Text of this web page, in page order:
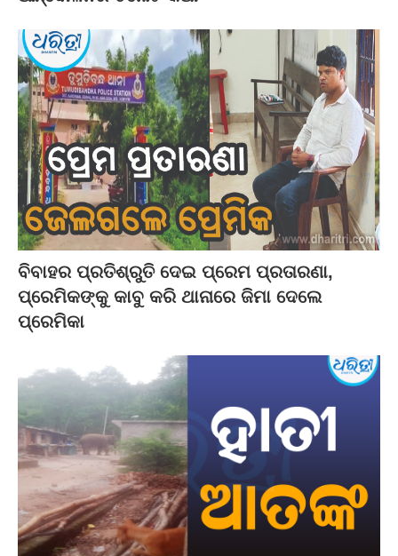
ବିବାହର ପ୍ରତିଶ୍ରୁତି ଦେଇ ପ୍ରେମ ପ୍ରତାରଣା,
ପ୍ରେମିକଙ୍କୁ କାବୁ କରି ଥାନାରେ ଜିମା ଦେଲେ
ପ୍ରେମିକା